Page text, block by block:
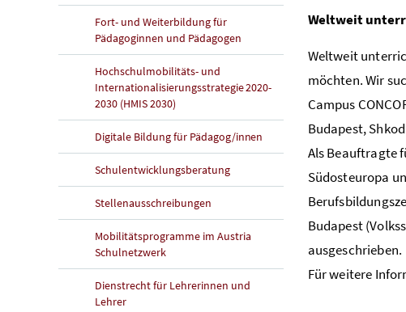
Fort- und Weiterbildung für
Pädagoginnen und Pädagogen
Hochschulmobilitäts- und
Internationalisierungsstrategie 2020-
2030 (HMIS 2030)
Digitale Bildung für Pädagog/innen
Schulentwicklungsberatung
Stellenausschreibungen
Mobilitätsprogramme im Austria
Schulnetzwerk
Dienstrecht für Lehrerinnen und
Lehrer
Weltweit
Weltweit
möchten. Wir
Campus
Budapest,
Als Beauftragte
Südosteuropa
Budapest
ausgeschrieben.
Für weitere